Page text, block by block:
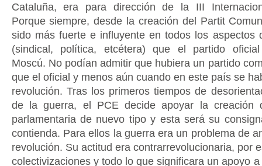
Cataluña, era para dirección de la III
Porque siempre, desde la creación del Partit
sido más fuerte e influyente en todos los aspectos
(sindical, política, etcétera) que el partido
Moscú. No podían admitir que hubiera un partido
que el oficial y menos aún cuando en este país se
revolución. Tras los primeros tiempos de
de la guerra, el PCE decide apoyar la creación
parlamentaria de nuevo tipo y esta será su
contienda. Para ellos la guerra era un problema de
revolución. Su actitud era contrarrevolucionaria, por
colectivizaciones y todo lo que significara un apoyo